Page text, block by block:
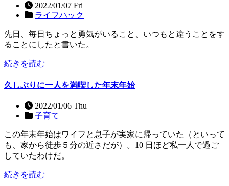
2022/01/07 Fri
ライフハック
先日、毎日ちょっと勇気がいること、いつもと違うことをす
ることにしたと書いた。
続きを読む
久しぶりに一人を満喫した年末年始
2022/01/06 Thu
子育て
この年末年始はワイフと息子が実家に帰っていた（といって
も、家から徒歩５分の近さだが）。10 日ほど私一人で過ご
していたわけだ。
続きを読む